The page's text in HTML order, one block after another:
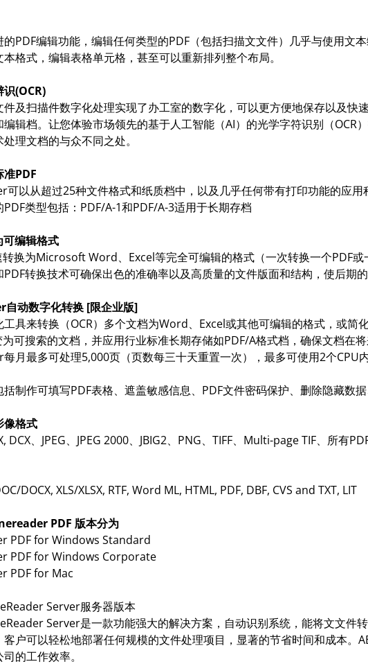
的PDF编辑功能，编辑任何类型的PDF（包括扫描文文件）几乎与使用文
格式，编辑表格单元格，甚至可以重新排列整个布局。
(OCR)
件及扫描件数字化处理实现了办工室的数字化，可以更方便地保存以及快
编辑档。让您体验市场领先的基于人工智能（AI）的光学字符识别（OCR
理文档的与众不同之处。
准PDF
可以从超过25种文件格式和纸质档中，以及几乎任何带有打印功能的应用
类型包括：PDF/A-1和PDF/A-3适用于长期存档
可编辑格式
转换为Microsoft Word、Excel等完全可编辑的格式（一次转换一个PDF或
PDF转换技术可确保出色的准确率以及高质量的文件版面和结构，使后期
动数字化转换 [限企业版]
工具来转换（OCR）多个文档为Word、Excel或其他可编辑的格式，或简
可搜索的文档，并应用行业标准长期存储如PDF/A格式档，确保文档在将
月最多可处理5,000页（页数每三十天重置一次），最多可使用2个CPU
括制作可填写PDF表格、遮盖敏感信息、PDF文件密码保护、删除隐藏数
像格式
DCX、JPEG、JPEG 2000、JBIG2、PNG、TIFF、Multi-page TIF、所有
DOCX, XLS/XLSX, RTF, Word ML, HTML, PDF, DBF, CVS and TXT, LIT
PDF 版本分为
PDF for Windows Standard
PDF for Windows Corporate
PDF for Mac
Server服务器版本
Server是一款功能强大的解决方案，自动识别系统，能将文文件
客户可以轻松地部署任何规模的文件处理项目，显著的节省时间和成本。
的工作效率。